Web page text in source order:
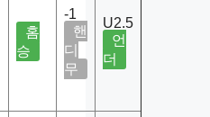
홈
승
-1
핸
디
무
U2.5
언
더